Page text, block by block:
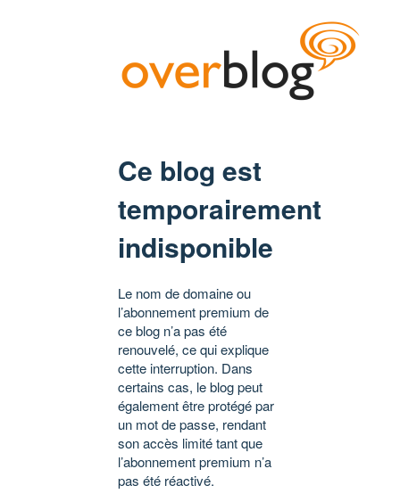
Ce blog est
temporairement
indisponible
Le nom de domaine ou
l’abonnement premium de
ce blog n’a pas été
renouvelé, ce qui explique
cette interruption. Dans
certains cas, le blog peut
également être protégé par
un mot de passe, rendant
son accès limité tant que
l’abonnement premium n’a
pas été réactivé.